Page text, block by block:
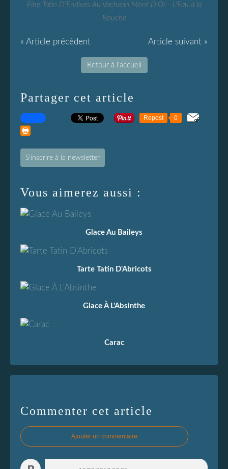
Fine Tatin D'Endives Au Vacherin Mont D'Or - L'Eau à la
Bouche
« Article précédent Article suivant »
Retour à l'accueil
Partager cet article
Repost 0
S'inscrire à la newsletter
Vous aimerez aussi :
Glace Au Baileys
Tarte Tatin D'Abricots
Glace À L'Absinthe
Carac
Commenter cet article
Ajouter un commentaire